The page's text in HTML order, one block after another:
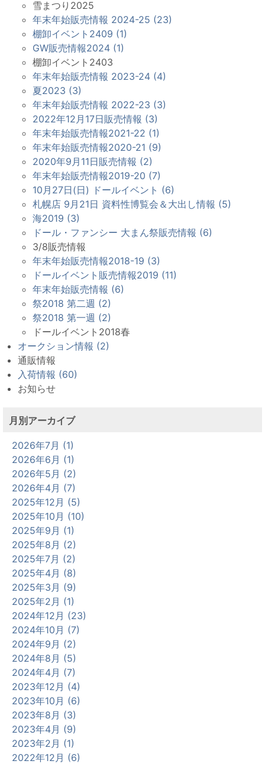
雪まつり2025
年末年始販売情報 2024-25 (23)
棚卸イベント2409 (1)
GW販売情報2024 (1)
棚卸イベント2403
年末年始販売情報 2023-24 (4)
夏2023 (3)
年末年始販売情報 2022-23 (3)
2022年12月17日販売情報 (3)
年末年始販売情報2021-22 (1)
年末年始販売情報2020-21 (9)
2020年9月11日販売情報 (2)
年末年始販売情報2019-20 (7)
10月27日(日) ドールイベント (6)
札幌店 9月21日 資料性博覧会＆大出し情報 (5)
海2019 (3)
ドール・ファンシー 大まん祭販売情報 (6)
3/8販売情報
年末年始販売情報2018-19 (3)
ドールイベント販売情報2019 (11)
年末年始販売情報 (6)
祭2018 第二週 (2)
祭2018 第一週 (2)
ドールイベント2018春
オークション情報 (2)
通販情報
入荷情報 (60)
お知らせ
月別アーカイブ
2026年7月 (1)
2026年6月 (1)
2026年5月 (2)
2026年4月 (7)
2025年12月 (5)
2025年10月 (10)
2025年9月 (1)
2025年8月 (2)
2025年7月 (2)
2025年4月 (8)
2025年3月 (9)
2025年2月 (1)
2024年12月 (23)
2024年10月 (7)
2024年9月 (2)
2024年8月 (5)
2024年4月 (7)
2023年12月 (4)
2023年10月 (6)
2023年8月 (3)
2023年4月 (9)
2023年2月 (1)
2022年12月 (6)